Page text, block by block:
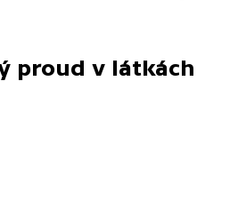
proud v látkách